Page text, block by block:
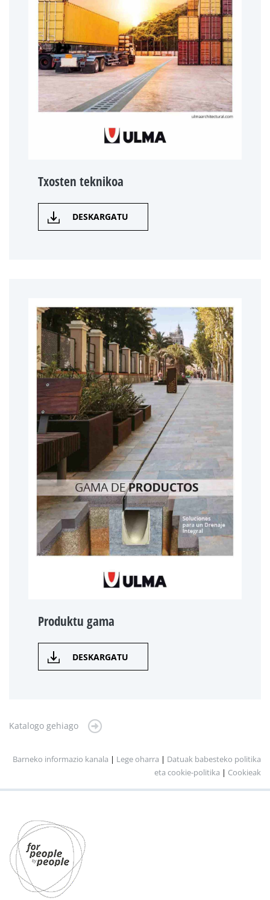
Txosten teknikoa
DESKARGATU
Produktu gama
DESKARGATU
Katalogo gehiago
Barneko informazio kanala | Lege oharra | Datuak babesteko politika
eta cookie-politika | Cookieak